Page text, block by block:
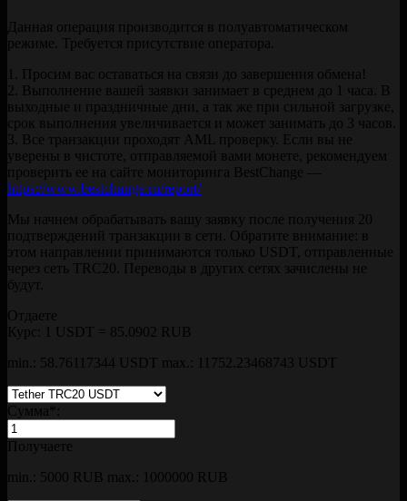
Данная операция производится в полуавтоматическом
режиме. Требуется присутствие оператора.
1. Просим вас оставаться на связи до завершения обмена!
2. Выполнение вашей заявки занимает в среднем до 1 часа. В
выходные и праздничные дни, а так же при сильной загрузке,
срок выполнения увеличивается и может занимать до 3 часов.
3. Все транзакции проходят AML проверку. Если вы не
уверены в чистоте, отправляемой вами монете, рекомендуем
проверить ее на сайте мониторинга BestChange —
https://www.bestchange.ru/report/
Мы начнем обрабатывать вашу заявку после получения 20
подтверждений транзакции в сети. Обратите внимание: в
этом направлении принимаются только USDT, отправленные
через сеть TRC20. Переводы в других сетях зачислены не
будут.
Отдаете
Курс:
1 USDT = 85.0902 RUB
min.: 58.76117344 USDT
max.: 11752.23468743 USDT
Сумма
Получаете
min.: 5000 RUB max.: 1000000 RUB